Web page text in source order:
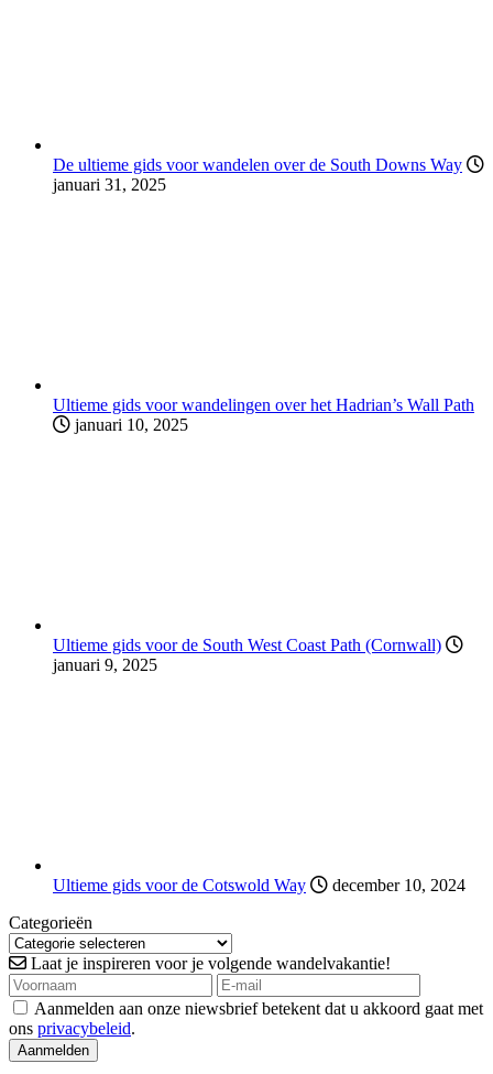
De ultieme gids voor wandelen over de South Downs Way
januari 31, 2025
Ultieme gids voor wandelingen over het Hadrian’s Wall Path
januari 10, 2025
Ultieme gids voor de South West Coast Path (Cornwall)
januari 9, 2025
Ultieme gids voor de Cotswold Way
december 10, 2024
Categorieën
Laat je inspireren voor je volgende wandelvakantie!
Aanmelden aan onze niewsbrief betekent dat u akkoord gaat met
ons privacybeleid.